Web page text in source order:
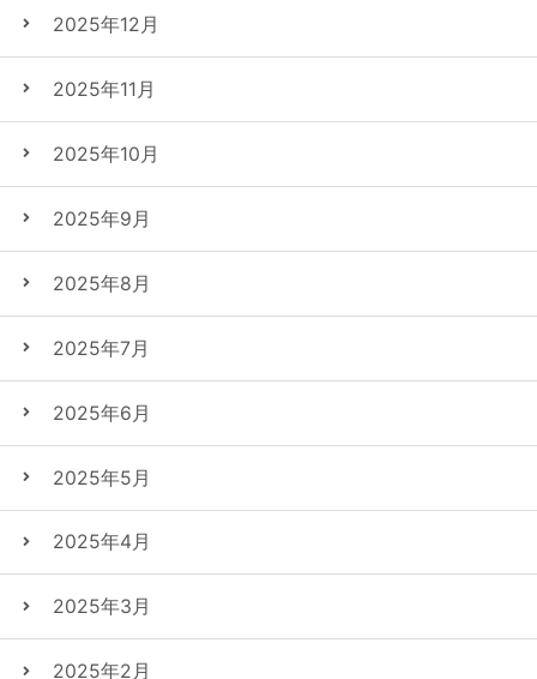
2025年12月
2025年11月
2025年10月
2025年9月
2025年8月
2025年7月
2025年6月
2025年5月
2025年4月
2025年3月
2025年2月